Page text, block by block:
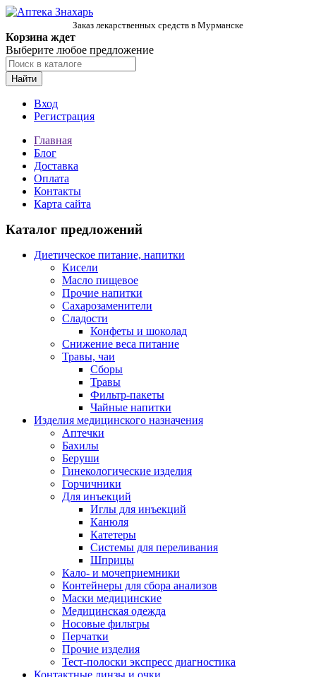
Заказ лекарственных средств в Мурманске
Корзина ждет
Выберите любое предложение
Найти
Вход
Регистрация
Главная
Блог
Доставка
Оплата
Контакты
Карта сайта
Каталог предложений
Диетическое питание, напитки
Кисели
Масло пищевое
Прочие напитки
Сахарозаменители
Сладости
Конфеты и шоколад
Снижение веса питание
Травы, чаи
Сборы
Травы
Фильтр-пакеты
Чайные напитки
Изделия медицинского назначения
Аптечки
Бахилы
Беруши
Гинекологические изделия
Горчичники
Для инъекций
Иглы для инъекций
Канюля
Катетеры
Системы для переливания
Шприцы
Кало- и мочеприемники
Контейнеры для сбора анализов
Маски медицинские
Медицинская одежда
Носовые фильтры
Перчатки
Прочие изделия
Тест-полоски экспресс диагностика
Контактные линзы и очки